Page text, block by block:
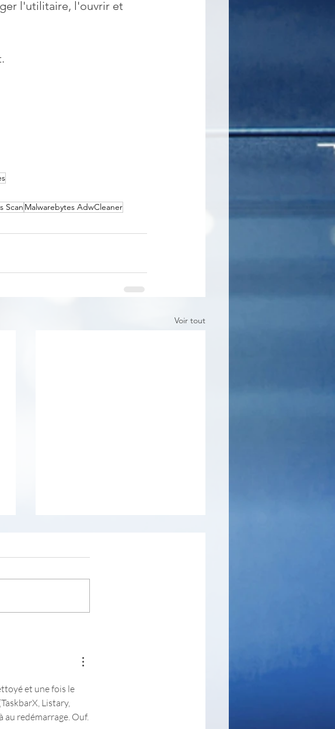
l'utilitaire, l'ouvrir et
Scan Malwarebytes AdwCleaner
Voir tout
et une fois le
Listary,
redémarrage. Ouf.